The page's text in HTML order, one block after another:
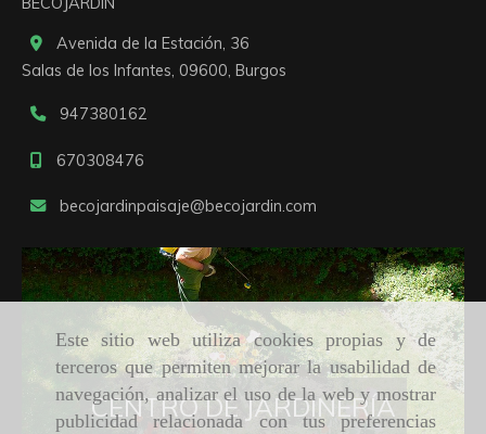
Este sitio web utiliza cookies propias y de
terceros que permiten mejorar la usabilidad de
navegación, analizar el uso de la web y mostrar
publicidad relacionada con tus preferencias
Avenida de la Estación, 36
Salas de los Infantes, 09600, Burgos
947380162
670308476
becojardinpaisaje becojardin.com
CENTRO DE JARDINERÍA